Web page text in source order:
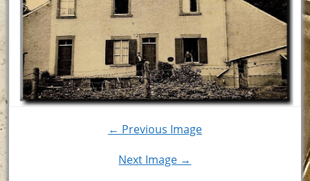
← Previous Image
Next Image →